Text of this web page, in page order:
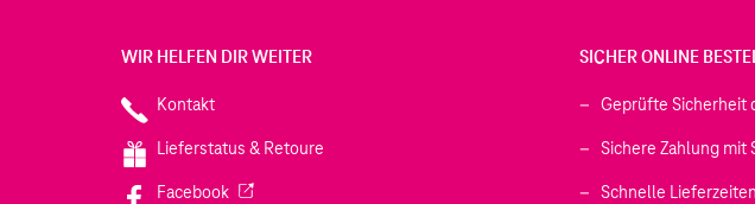
WIR HELFEN DIR WEITER
Kontakt
Lieferstatus & Retoure
Facebook(Wird in einem neuen Tab geöffnet)
SICHER ONLINE
Geprüfte Sicherheit
Sichere Zahlung mit
Schnelle Lieferzeiten